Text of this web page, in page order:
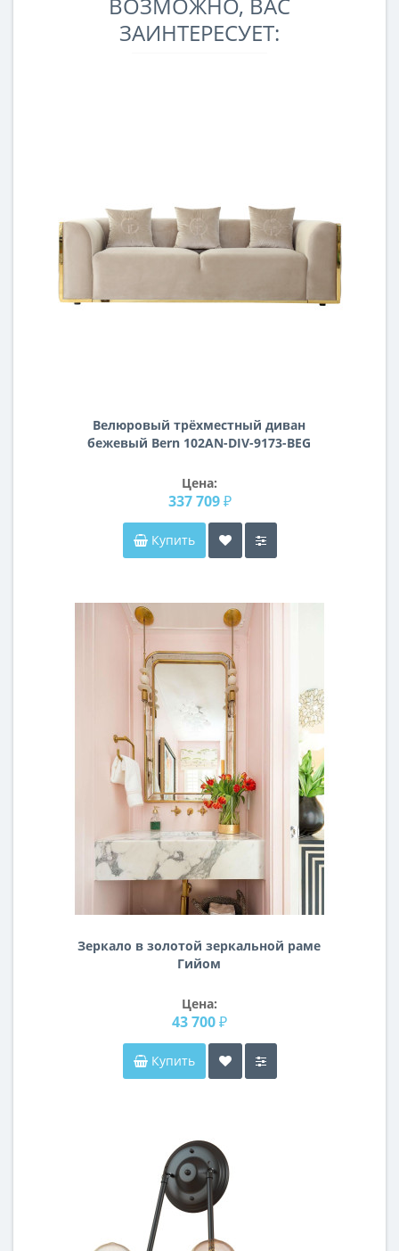
ЗАИНТЕРЕСУЕТ:
Велюровый трёхместный диван
бежевый Bern 102AN-DIV-9173-BEG
Цена:
337 709 ₽
Купить
Зеркало в золотой зеркальной раме
Гийом
Цена:
43 700 ₽
Купить